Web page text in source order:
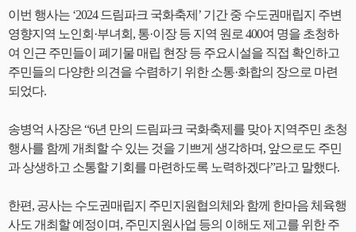
이번 행사는 ‘2024 드림파크 국화축제’ 기간 중 수도권매립지 주변
영향지역 노인회·부녀회, 통·이장 등 지역 원로 400여 명을 초청하
여 인근 주민들이 폐기물 매립 현장 등 주요시설을 직접 확인하고
주민들의 다양한 의견을 수렴하기 위한 소통·화합의 장으로 마련
되었다.
송병억 사장은 “6년 만의 드림파크 국화축제를 맞아 지역주민 초청
행사를 함께 개최할 수 있는 것을 기쁘게 생각하며, 앞으로도 주민
과 상생하고 소통할 기회를 마련하도록 노력하겠다”라고 말했다.
한편, 공사는 수도권매립지 주민지원협의체와 함께 한마음 체육행
사도 개최할 예정이며, 주민지원사업 등의 이해도 제고를 위한 주